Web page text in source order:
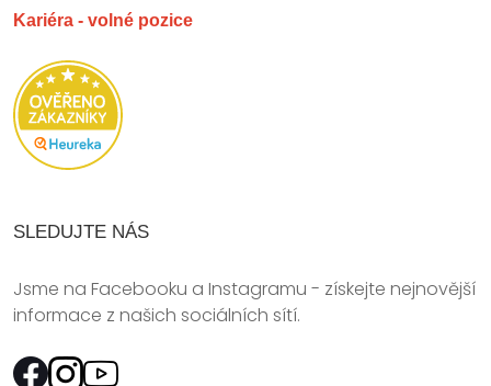
Kariéra - volné pozice
SLEDUJTE NÁS
Jsme na Facebooku a Instagramu - získejte nejnovější
informace z našich sociálních sítí.